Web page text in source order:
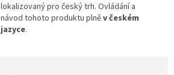
lokalizovaný pro český trh. Ovládání a
návod tohoto produktu plněv českém
jazyce.